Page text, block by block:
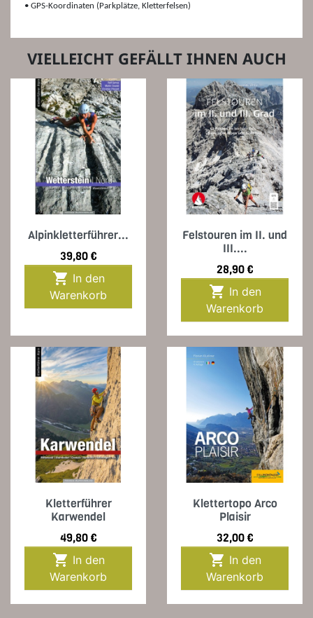
• GPS-Koordinaten (Parkplätze, Kletterfelsen)
VIELLEICHT GEFÄLLT IHNEN AUCH
Alpinkletterführer...
Preis
39,80 €

Warenkorb
Felstouren im II. und
III....
Preis
28,90 €

Warenkorb
Kletterführer
Karwendel
Preis
49,80 €

Warenkorb
Klettertopo Arco
Plaisir
Preis
32,00 €

Warenkorb